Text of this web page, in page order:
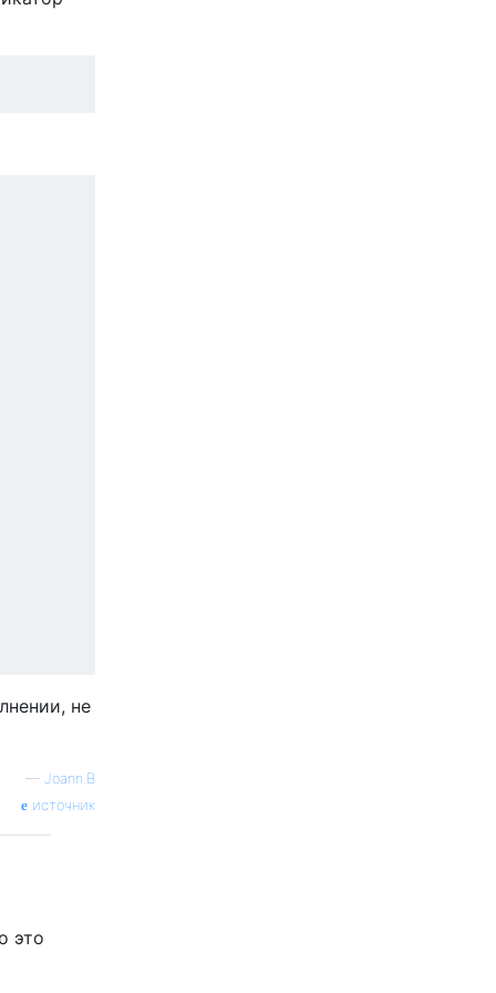
не
— Joann.B
источник
это